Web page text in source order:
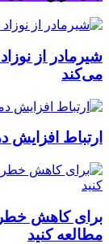
شیرمادر از
می‌کند
ارتباط
برای کاهش خطر
مطالعه کنید